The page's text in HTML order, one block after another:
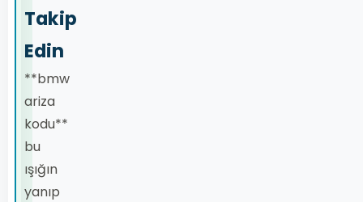
Takip
Edin
**bmw
ariza
kodu**
bu
ışığın
yanıp